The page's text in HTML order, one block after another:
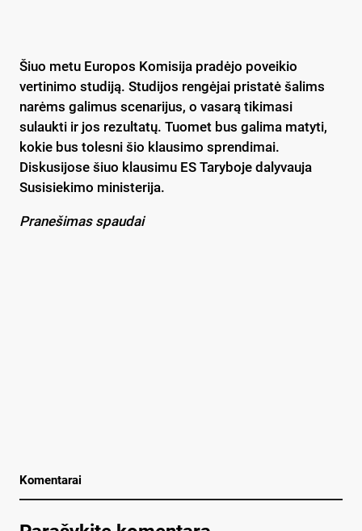
Šiuo metu Europos Komisija pradėjo poveikio
vertinimo studiją. Studijos rengėjai pristatė šalims
narėms galimus scenarijus, o vasarą tikimasi
sulaukti ir jos rezultatų. Tuomet bus galima matyti,
kokie bus tolesni šio klausimo sprendimai.
Diskusijose šiuo klausimu ES Taryboje dalyvauja
Susisiekimo ministerija.
Pranešimas spaudai
Komentarai